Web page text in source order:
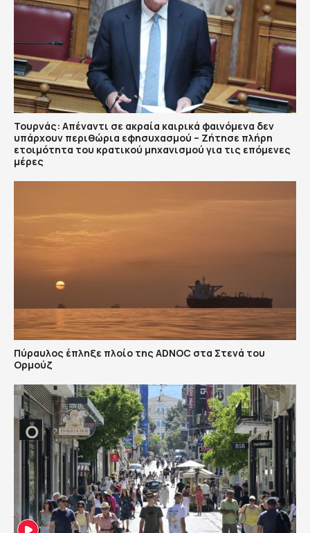
Τουρνάς: Απέναντι σε ακραία καιρικά φαινόμενα δεν
υπάρχουν περιθώρια εφησυχασμού – Ζήτησε πλήρη
ετοιμότητα του κρατικού μηχανισμού για τις επόμενες
μέρες
Πύραυλος έπληξε πλοίο της ADNOC στα Στενά του
Ορμούζ